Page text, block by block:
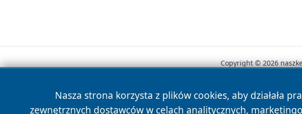
Nasza strona korzysta z plików cookies, aby działała
zewnętrznych dostawców w celach analitycznych,
Copyright © 2026
News Autorzy